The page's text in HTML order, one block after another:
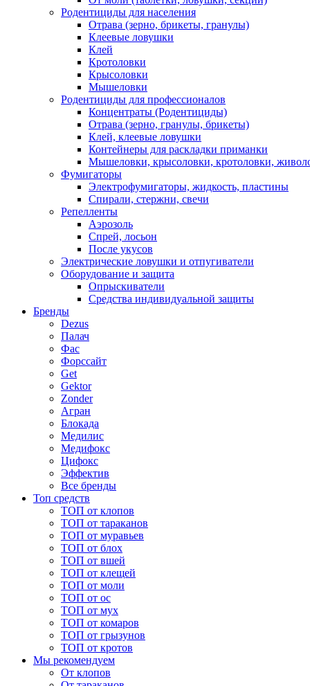
Родентициды для населения
Отрава (зерно, брикеты, гранулы)
Клеевые ловушки
Клей
Кротоловки
Крысоловки
Мышеловки
Родентициды для профессионалов
Концентраты (Родентициды)
Отрава (зерно, гранулы, брикеты)
Клей, клеевые ловушки
Контейнеры для раскладки приманки
Мышеловки, крысоловки, кротоловки,
Фумигаторы
Электрофумигаторы, жидкость, пластины
Спирали, стержни, свечи
Репелленты
Аэрозоль
Спрей, лосьон
После укусов
Электрические ловушки и отпугиватели
Оборудование и защита
Опрыскиватели
Средства индивидуальной защиты
Бренды
Dezus
Палач
Фас
Форcсайт
Get
Gektor
Zonder
Агран
Блокада
Медилис
Медифокс
Цифокс
Эффектив
Все бренды
Топ средств
ТОП от клопов
ТОП от тараканов
ТОП от муравьев
ТОП от блох
ТОП от вшей
ТОП от клещей
ТОП от моли
ТОП от ос
ТОП от мух
ТОП от комаров
ТОП от грызунов
ТОП от кротов
Мы рекомендуем
От клопов